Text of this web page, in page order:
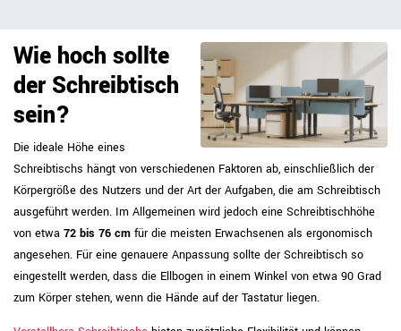
Wie hoch sollte
der Schreibtisch
sein?
Die ideale Höhe eines
Schreibtischs hängt von verschiedenen Faktoren ab, einschließlich der
Körpergröße des Nutzers und der Art der Aufgaben, die am Schreibtisch
ausgeführt werden. Im Allgemeinen wird jedoch eine Schreibtischhöhe
von etwa 72 bis 76 cm für die meisten Erwachsenen als ergonomisch
angesehen. Für eine genauere Anpassung sollte der Schreibtisch so
eingestellt werden, dass die Ellbogen in einem Winkel von etwa 90 Grad
zum Körper stehen, wenn die Hände auf der Tastatur liegen.